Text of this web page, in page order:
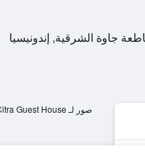
صور لـ Kana Citra Guest House